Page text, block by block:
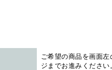
ご希望の商品を画面
ジまでお進みください